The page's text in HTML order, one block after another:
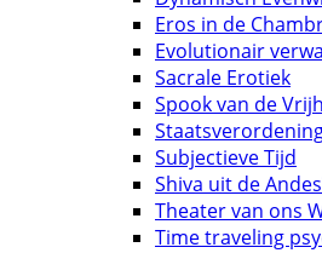
Eros in de
Evolutionair
Sacrale Erotiek
Spook van de
Subjectieve Tijd
Shiva uit de
Theater van ons
Time traveling